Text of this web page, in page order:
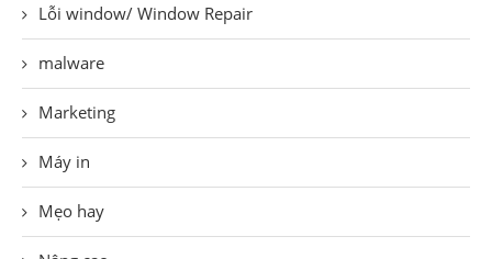
Lỗi window/ Window Repair
malware
Marketing
Máy in
Mẹo hay